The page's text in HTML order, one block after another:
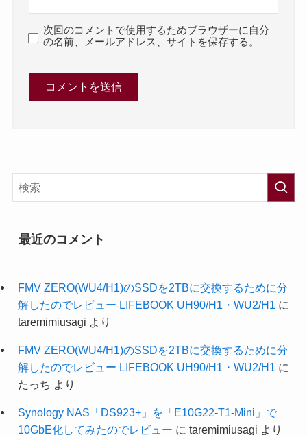
次回のコメントで使用するためブラウザーに自分
の名前、メールアドレス、サイトを保存する。
最近のコメント
FMV ZERO(WU4/H1)のSSDを2TBに交換するために分
解したのでレビュー LIFEBOOK UH90/H1・WU2/H1 に
taremimiusagi より
FMV ZERO(WU4/H1)のSSDを2TBに交換するために分
解したのでレビュー LIFEBOOK UH90/H1・WU2/H1 に
たっち より
Synology NAS「DS923+」を「E10G22-T1-Mini」で
10GbE化してみたのでレビュー に taremimiusagi より